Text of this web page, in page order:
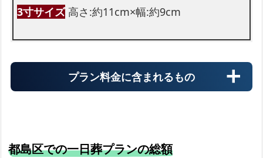
四つ切りサイズの遺影写真です
会館使用料
葬儀の会館使用料も無料です
3寸サイズ 高さ:約11cm×幅:約9cm
プラン料金に含まれるもの
都島区での一日葬プランの総額